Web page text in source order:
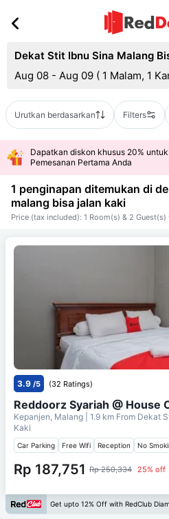
Dekat Stit Ibnu Sina Malang
Aug 08 - Aug 09 ( 1 Malam, 1
Urutkan berdasarkan Filters
Dapatkan diskon khusus 20% untuk
Pemesanan Pertama Anda
1 penginapan ditemukan di
malang bisa jalan kaki
Price (tax included): 1 Room(s) & 2
3.9 /5 (32 Ratings)
Reddoorz Syariah @ House
Kepanjen, Malang | 1.9 km From Dekat
Kaki
Car Parking Free Wifi Reception No
Rp 187,751 Rp 250,334 25% off
Get upto 12% Off with RedClub